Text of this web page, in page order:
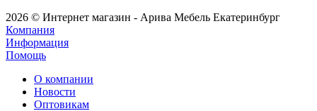
2026 © Интернет магазин - Арива Мебель Екатеринбург
Компания
Информация
Помощь
О компании
Новости
Оптовикам